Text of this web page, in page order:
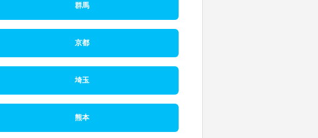
群馬
京都
埼玉
熊本